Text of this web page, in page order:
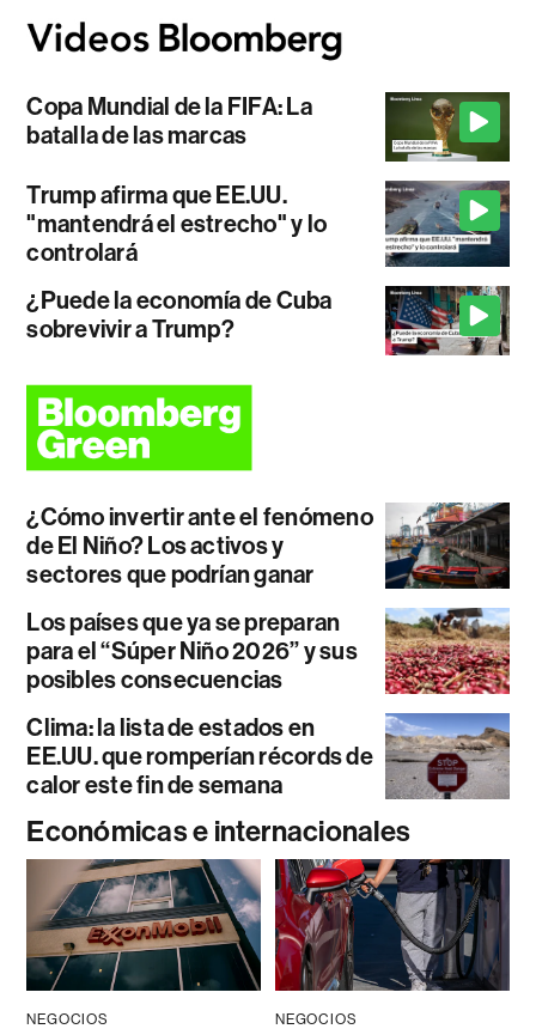
Copa Mundial de la FIFA: La
batalla de las marcas
Trump afirma que EE.UU.
"mantendrá el estrecho" y lo
controlará
¿Puede la economía de Cuba
sobrevivir a Trump?
¿Cómo invertir ante el fenómeno
de El Niño? Los activos y
sectores que podrían ganar
Los países que ya se preparan
para el “Súper Niño 2026” y sus
posibles consecuencias
Clima: la lista de estados en
EE.UU. que romperían récords de
calor este fin de semana
Económicas e internacionales
NEGOCIOS NEGOCIOS